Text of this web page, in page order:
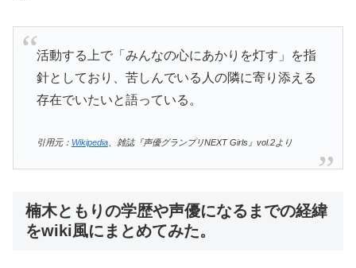
活動する上で「みんなの心にあかりを灯す」を指
針としており、苦しんでいる人の隣に寄り添える
存在でいたいと語っている。
引用元： Wikipedia、雑誌『声優グランプリNEXT Girls』vol.2より
楠木ともりの学歴や声優になるまでの経緯
をwiki風にまとめてみた。